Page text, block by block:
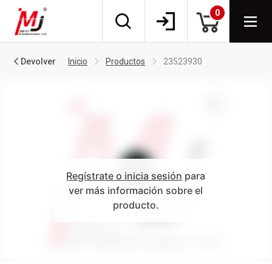
0
Devolver Inicio Productos 23523930
Regístrate o inicia sesión para
ver más información sobre el
producto.